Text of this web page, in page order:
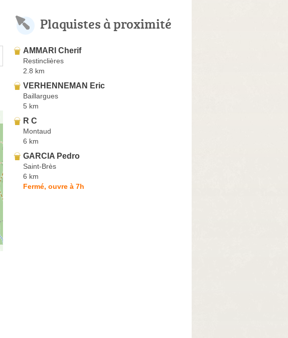
Plaquistes à proximité
AMMARI Cherif
Restinclières
2.8 km
VERHENNEMAN Eric
Baillargues
5 km
R C
Montaud
6 km
GARCIA Pedro
Saint-Brès
6 km
Fermé, ouvre à 7h